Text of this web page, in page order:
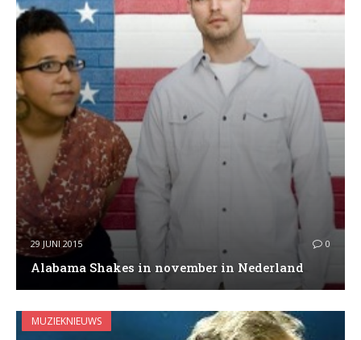
29 JUNI 2015 0
Alabama Shakes in november in Nederland
MUZIEKNIEUWS